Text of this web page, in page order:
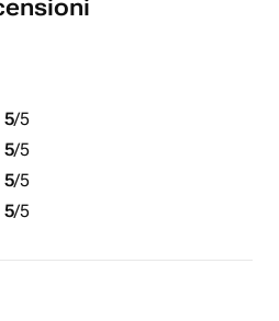
5/5
5/5
5/5
5/5